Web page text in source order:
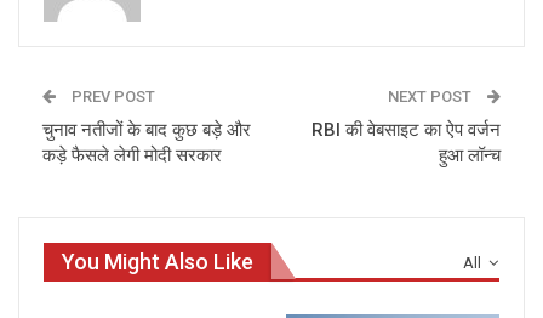
PREV POST
चुनाव नतीजों के बाद कुछ बड़े और
कड़े फैसले लेगी मोदी सरकार
NEXT POST
RBI की वेबसाइट का ऐप वर्जन
हुआ लॉन्च
All
You Might Also Like